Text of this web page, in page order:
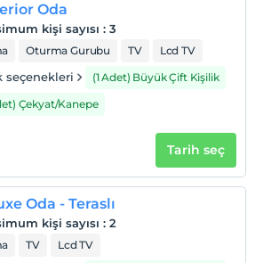
öncesi
edilmemektedir.
bebekler ücretsizdir.
kadar 1 çocuk ücretsizdir
Oda
kişi sayısı : 3
Oturma Gurubu TV Lcd TV
seçenekleri
(1 Adet) Büyük Çift Kişilik
Çekyat/Kanepe
Tarih seç
Oda - Teraslı
kişi sayısı : 2
TV Lcd TV